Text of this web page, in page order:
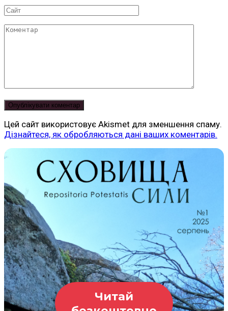
Сайт
Коментар
Цей сайт використовує Akismet для зменшення спаму.
Дізнайтеся, як обробляються дані ваших коментарів.
Читай